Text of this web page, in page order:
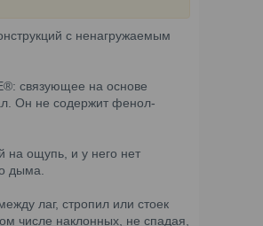
с ненагружаемым
связующее на основе
Он не содержит фенол-
на ощупь, и у него нет
дыма.
лаг, стропил или стоек
числе наклонных, не спадая,